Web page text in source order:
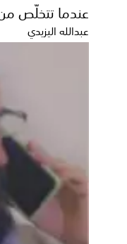
عندما تتخلّص
عبدالله اليزيدي